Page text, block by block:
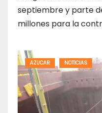
septiembre y parte
millones para la
AZUCAR NOTICIAS